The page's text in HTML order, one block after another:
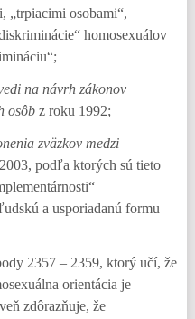
„trpiacimi osobami“,
homosexuálov
na návrh zákonov
osôb z roku 1992;
zväzkov medzi
podľa ktorých sú tieto
a usporiadanú formu
2357 – 2359, ktorý učí, že
orientácia je
zdôrazňuje, že